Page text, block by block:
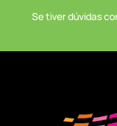
Se tiver dúvidas